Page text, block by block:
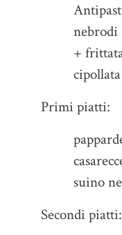
+
Primi piatti:
suino
Secondi piatti: